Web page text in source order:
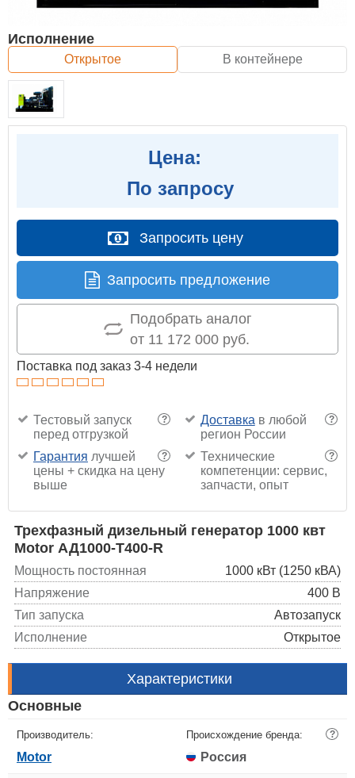
Исполнение
Открытое В контейнере
Цена:
По запросу
Запросить цену
Запросить предложение
Подобрать аналог
от 11 172 000 руб.
Поставка под заказ 3-4 недели
?
Тестовый запуск
перед отгрузкой
?
Доставка в любой
регион России
?
Гарантия лучшей
цены + скидка на цену
выше
?
Технические
компетенции: сервис,
запчасти, опыт
Трехфазный дизельный генератор 1000 квт
Motor АД1000-Т400-R
Мощность постоянная
1000 кВт (1250 кВА)
Напряжение
400 В
Тип запуска
Автозапуск
Исполнение
Открытое
Характеристики
Основные
Производитель:
Motor
Происхождение бренда: ?
Россия